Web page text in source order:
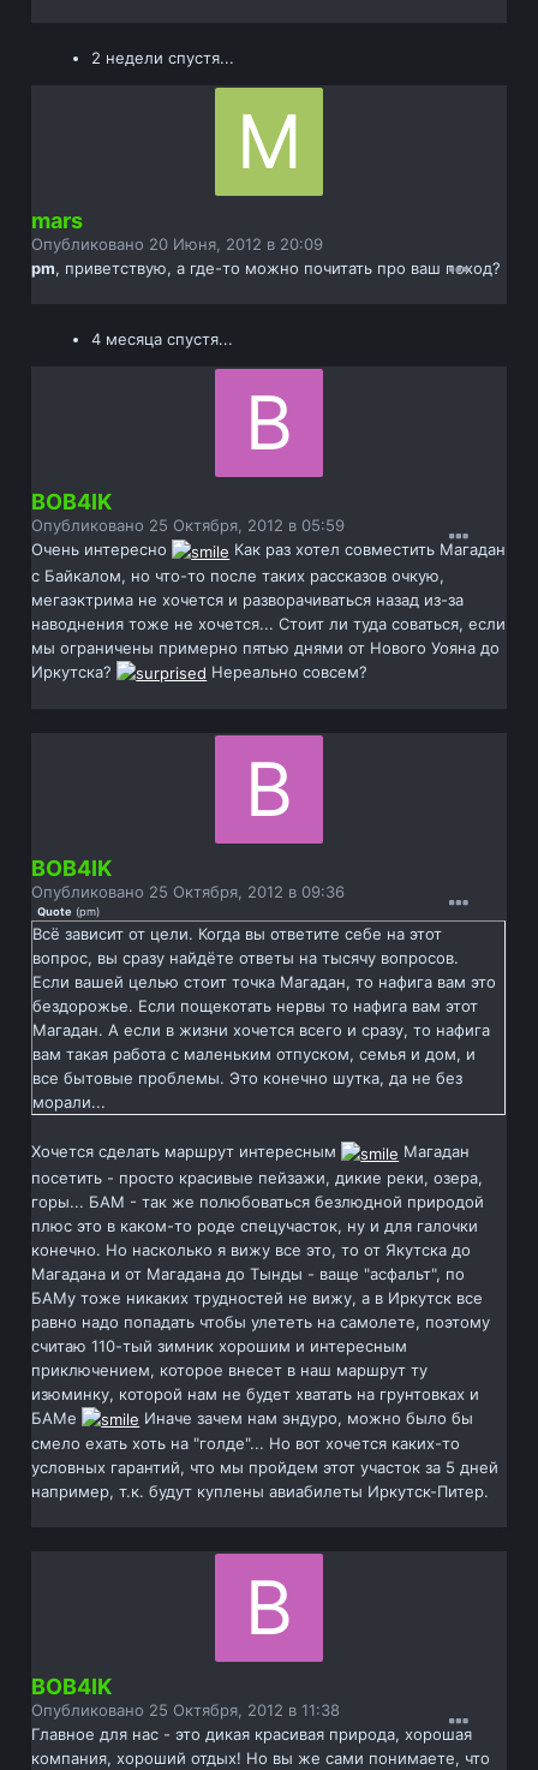
2 недели спустя...
mars
Опубликовано 20 Июня, 2012 в 20:09
pm, приветствую, а где-то можно почитать про ваш поход?
4 месяца спустя...
BOB4IK
Опубликовано 25 Октября, 2012 в 05:59
Очень интересно
Как раз хотел совместить Магадан
с Байкалом, но что-то после таких рассказов очкую,
мегаэктрима не хочется и разворачиваться назад из-за
наводнения тоже не хочется... Стоит ли туда соваться, если
мы ограничены примерно пятью днями от Нового Уояна до
Иркутска?
Нереально совсем?
BOB4IK
Опубликовано 25 Октября, 2012 в 09:36
Quote (pm)
Всё зависит от цели. Когда вы ответите себе на этот
вопрос, вы сразу найдёте ответы на тысячу вопросов.
Если вашей целью стоит точка Магадан, то нафига вам это
бездорожье. Если пощекотать нервы то нафига вам этот
Магадан. А если в жизни хочется всего и сразу, то нафига
вам такая работа с маленьким отпуском, семья и дом, и
все бытовые проблемы. Это конечно шутка, да не без
морали...
Хочется сделать маршрут интересным
Магадан
посетить - просто красивые пейзажи, дикие реки, озера,
горы... БАМ - так же полюбоваться безлюдной природой
плюс это в каком-то роде спецучасток, ну и для галочки
конечно. Но насколько я вижу все это, то от Якутска до
Магадана и от Магадана до Тынды - ваще "асфальт", по
БАМу тоже никаких трудностей не вижу, а в Иркутск все
равно надо попадать чтобы улететь на самолете, поэтому
считаю 110-тый зимник хорошим и интересным
приключением, которое внесет в наш маршрут ту
изюминку, которой нам не будет хватать на грунтовках и
БАМе
Иначе зачем нам эндуро, можно было бы
смело ехать хоть на "голде"... Но вот хочется каких-то
условных гарантий, что мы пройдем этот участок за 5 дней
например, т.к. будут куплены авиабилеты Иркутск-Питер.
BOB4IK
Опубликовано 25 Октября, 2012 в 11:38
Главное для нас - это дикая красивая природа, хорошая
компания, хороший отдых! Но вы же сами понимаете, что